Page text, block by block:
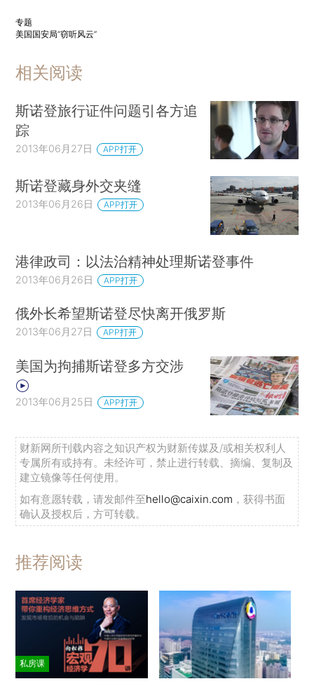
专题
美国国安局“窃听风云”
相关阅读
斯诺登旅行证件问题引各方追
踪
2013年06月27日 APP打开
斯诺登藏身外交夹缝
2013年06月26日 APP打开
港律政司：以法治精神处理斯诺登事件
2013年06月26日 APP打开
俄外长希望斯诺登尽快离开俄罗斯
2013年06月27日 APP打开
美国为拘捕斯诺登多方交涉
2013年06月25日 APP打开
财新网所刊载内容之知识产权为财新传媒及/或相关权利人
专属所有或持有。未经许可，禁止进行转载、摘编、复制及
建立镜像等任何使用。
如有意愿转载，请发邮件至hello@caixin.com ，获得书面
确认及授权后，方可转载。
推荐阅读
私房课